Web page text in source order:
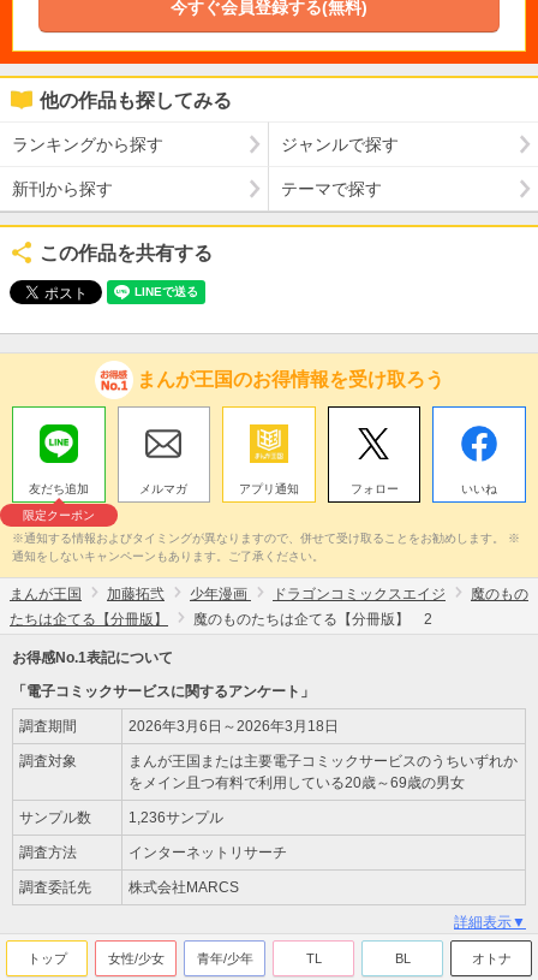
今すぐ会員登録する(無料)
他の作品も探してみる
ランキングから探す ジャンルで探す
新刊から探す テーマで探す
この作品を共有する
まんが王国のお得情報を受け取ろう
友だち追加
限定クーポン
メルマガ アプリ通知 フォロー いいね
※通知する情報およびタイミングが異なりますので、併せて受け取ることをお勧めします。 ※
通知をしないキャンペーンもあります。ご了承ください。
まんが王国 加藤拓弐 少年漫画 ドラゴンコミックスエイジ
魔のもの
たちは企てる【分冊版】
魔のものたちは企てる【分冊版】 2
お得感No.1表記について
「電子コミックサービスに関するアンケート」
調査期間 2026年3月6日～2026年3月18日
調査対象
まんが王国または主要電子コミックサービスのうちいずれか
をメイン且つ有料で利用している20歳～69歳の男女
サンプル数 1,236サンプル
調査方法 インターネットリサーチ
調査委託先 株式会社MARCS
詳細表示▼
トップ 女性/少女 青年/少年 TL BL オトナ